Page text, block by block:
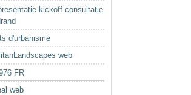
kickoff consultatie
d'urbanisme
web
FR
web